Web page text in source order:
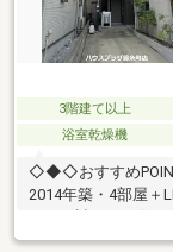
3階建て以上
浴室乾燥機
◇◆◇おすすめ
2014年築・4部屋＋
武亀戸線「東あず